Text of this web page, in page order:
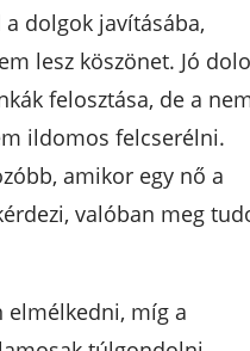
dolgok javításába,
lesz köszönet. Jó
felosztása, de a
ildomos felcserélni.
amikor egy nő a
valóban meg
elmélkedni, míg a